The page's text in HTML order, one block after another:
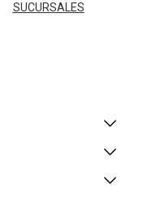
SUCURSALES